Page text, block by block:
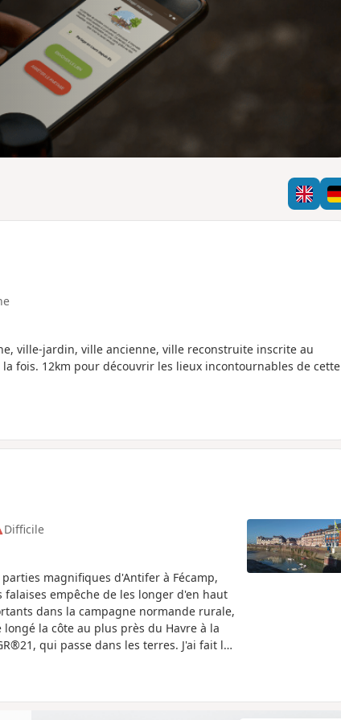
ville-jardin, ville ancienne, ville reconstruite inscrite au
fois. 12km pour découvrir les lieux incontournables de cette
Difficile
magnifiques d'Antifer à Fécamp,
empêche de les longer d'en haut
dans la campagne normande rurale,
la côte au plus près du Havre à la
qui passe dans les terres. J'ai fait le